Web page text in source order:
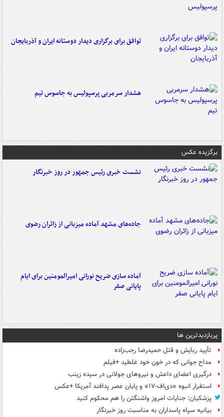
توافق برای برگزاری دیدار دوستانه ایران و آذربایجان
هشدار سرمربی پرسپولیس به جاسوس تیم
برگزیده عکس
نشست خبری رئیس جمهور در روز خبرنگار
جاده‌های مشهد آماده میزبانی از زائران رضوی
آماده سازی ضریح نورانی امیرالمومنین برای ایام
پایانی صفر
پربازدیدترین ها
تأیید ربایش و قتل حمیدرضا رجب‌زاده
مداح جوانی که در خون خود غلطید +فیلم
درگیری اعضای داعش و نیروهای جولانی در سیده زینب
استقرار انبوه «دی‌اف‑۱۷» و پایان عصر پدافند آمریکا +عکس
پزشکیان: جنایات امروز واشنگتن را هم محکوم کنید
بیانیه سپاه پاسداران به مناسبت روز خبرنگار